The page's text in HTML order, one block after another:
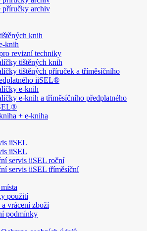
příručky archiv
knih
knih
revizní techniky
tištěných knih
tištěných příruček a tříměsíčního
iiSEL®
e-knih
e-knih a tříměsíčního předplatného
+ e-kniha
iiSEL
iiSEL
servis iiSEL roční
servis iiSEL tříměsíční
použití
vrácení zboží
podmínky